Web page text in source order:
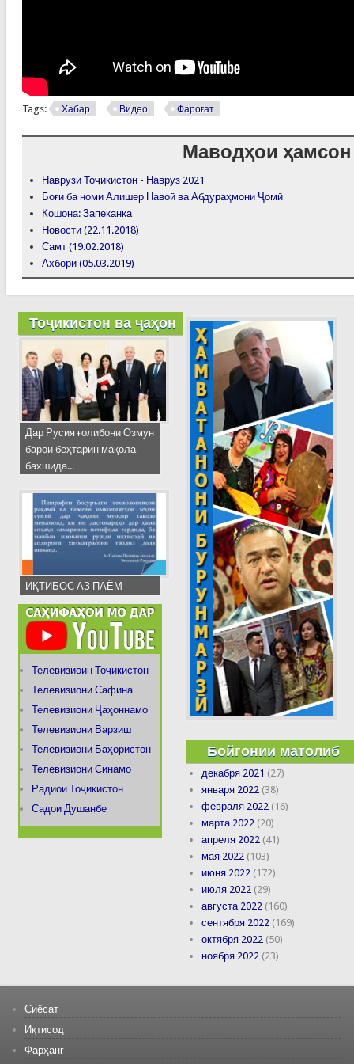
Tags: Хабар Видео Фароғат
Маводҳои ҳамсон
Наврӯзи Тоҷикистон - Навруз 2021
Боғи ба номи Алишер Навоӣ ва Абдураҳмони Ҷомӣ
Кошона: Запеканка
Новости (22.11.2018)
Самт (19.02.2018)
Ахбори (05.03.2019)
Тоҷикистон ва ҷаҳон
Дар Русия ғолибони Озмун
барои беҳтарин мақола
бахшида...
ИҚТИБОС АЗ ПАЁМ
Телевизиоин Тоҷикистон
Телевизиони Сафина
Телевизиони Ҷаҳоннамо
Телевизиони Варзиш
Телевизиони Баҳористон
Телевизиони Синамо
Радиои Тоҷикистон
Садои Душанбе
Бойгонии матолиб
декабря 2021 (27)
января 2022 (38)
февраля 2022 (16)
марта 2022 (20)
апреля 2022 (41)
мая 2022 (103)
июня 2022 (172)
июля 2022 (29)
августа 2022 (160)
сентября 2022 (169)
октября 2022 (50)
ноября 2022 (23)
Сиёсат
Иқтисод
Фарҳанг